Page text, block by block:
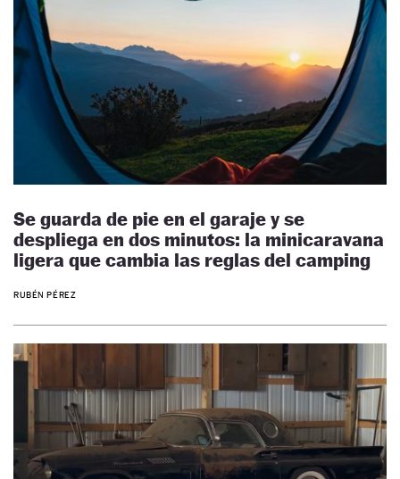
Se guarda de pie en el garaje y se
despliega en dos minutos: la minicaravana
ligera que cambia las reglas del camping
RUBÉN PÉREZ